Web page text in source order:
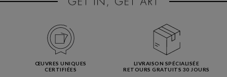
ŒUVRES UNIQUES
CERTIFIÉES
LIVRAISON SPÉCIALISÉE
RETOURS GRATUITS 30 JOURS